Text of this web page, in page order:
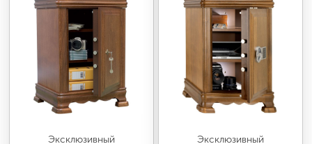
Эксклюзивный
Эксклюзивный